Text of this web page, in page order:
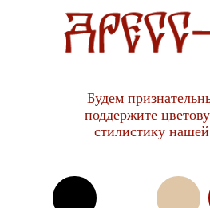
Будем
поддержите
стилистику